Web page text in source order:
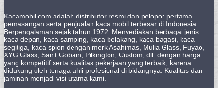
Kacamobil.com adalah distributor resmi dan pelopor pertama
pemasangan serta penjualan kaca mobil terbesar di Indonesia.
Berpengalaman sejak tahun 1972. Menyediakan berbagai jenis
kaca depan, kaca samping, kaca belakang, kaca bagasi, kaca
segitiga, kaca spion dengan merk Asahimas, Mulia Glass, Fuyao,
XYG Glass, Saint Gobain, Pilkington, Custom, dll. dengan harga
yang kompetitif serta kualitas pekerjaan yang terbaik, karena
didukung oleh tenaga ahli profesional di bidangnya. Kualitas dan
jaminan menjadi visi utama kami.